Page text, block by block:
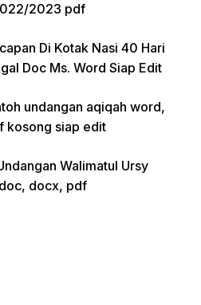
2023 pdf
Di Kotak Nasi 40 Hari
Doc Ms. Word Siap Edit
undangan aqiqah word,
kosong siap edit
Walimatul Ursy
docx, pdf